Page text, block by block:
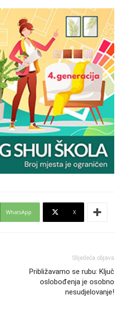
WhatsApp X
Slijedeća objava
Približavamo se rubu: Ključ
oslobođenja je osobno
nesudjelovanje!